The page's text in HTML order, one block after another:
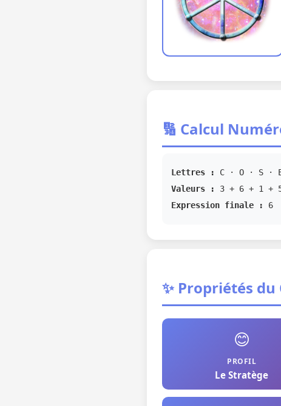
🔢 Calcul
Lettres :
C · O · S ·
Valeurs :
3 + 6 + 1 +
Expression finale :
6
✨ Propriétés
😊
PROFIL
Le Stratège